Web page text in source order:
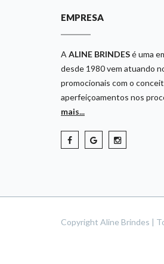
EMPRESA
A ALINE BRINDESé uma
desde 1980 vem atuando
promocionais com o
aperfeiçoamentos nos
mais...
Copyright Aline Brindes |